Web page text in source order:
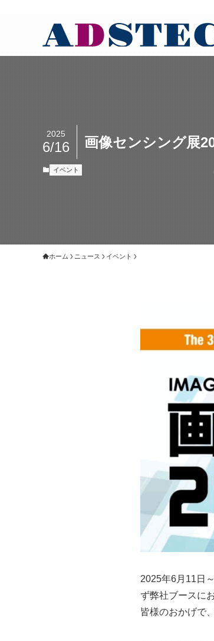
画像センシング展
2025
6/16
イベント
ホーム ニュース イベント
2025年6月11日
ず弊社ブースに
皆様のおかげで